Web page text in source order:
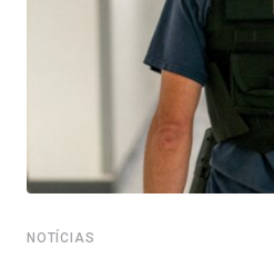
NOTÍCIAS